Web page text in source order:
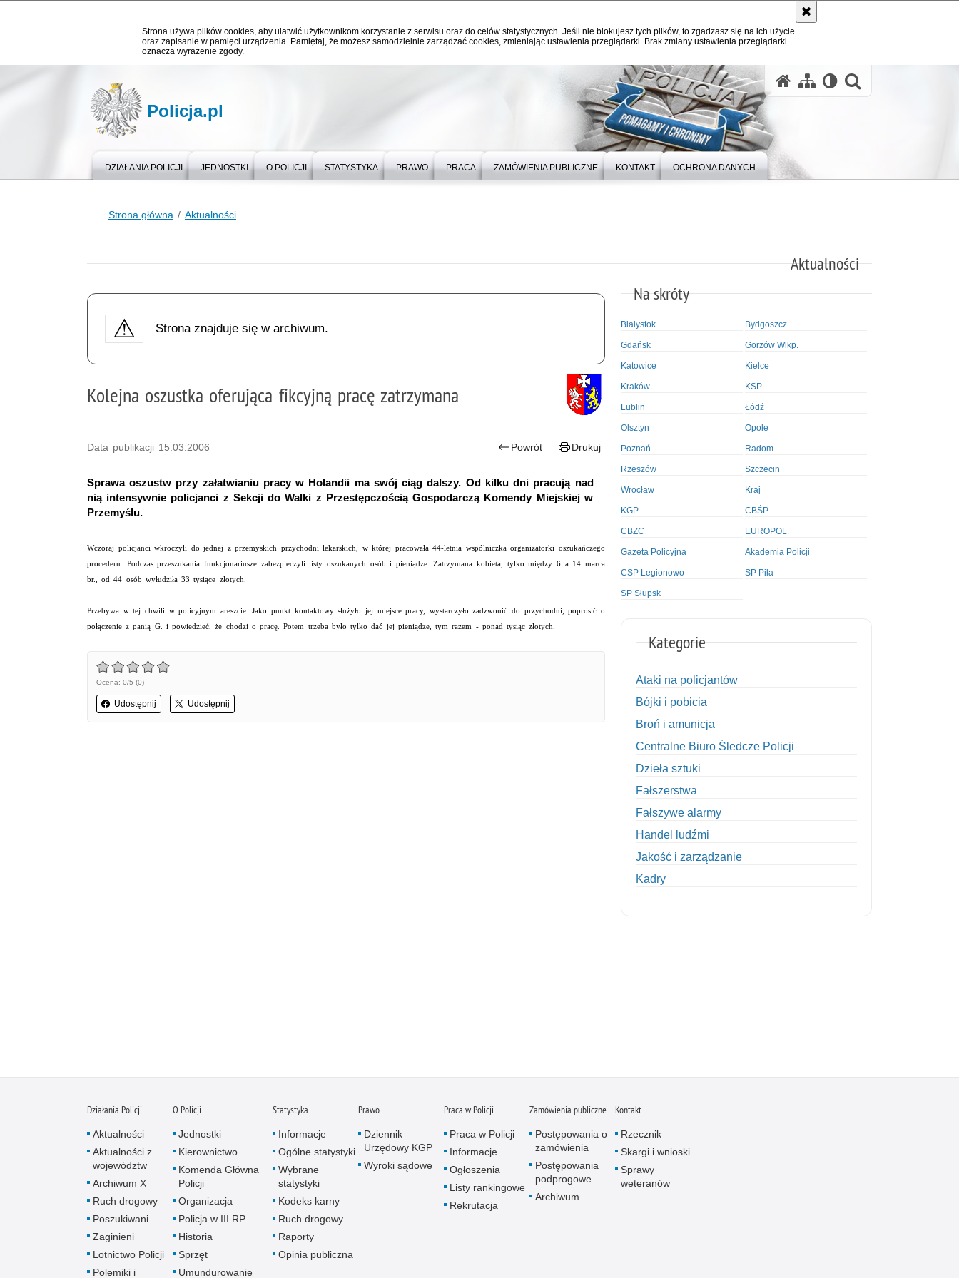
Strona używa plików cookies, aby ułatwić użytkownikom korzystanie z serwisu oraz do celów statystycznych. Jeśli nie blokujesz tych plików, to zgadzasz się na ich użycie
oraz zapisanie w pamięci urządzenia. Pamiętaj, że możesz samodzielnie zarządzać cookies, zmieniając ustawienia przeglądarki. Brak zmiany ustawienia przeglądarki
oznacza wyrażenie zgody.
Policja.pl
DZIAŁANIA POLICJI JEDNOSTKI O POLICJI STATYSTYKA PRAWO PRACA ZAMÓWIENIA PUBLICZNE KONTAKT OCHRONA DANYCH
Strona główna Aktualności
Aktualności
Strona znajduje się w archiwum.
Kolejna oszustka oferująca fikcyjną pracę zatrzymana
Data publikacji 15.03.2006 Powrót Drukuj
Sprawa oszustw przy załatwianiu pracy w Holandii ma swój ciąg dalszy. Od kilku dni pracują nad
nią intensywnie policjanci z Sekcji do Walki z Przestępczością Gospodarczą Komendy Miejskiej w
Przemyślu.
Wczoraj policjanci wkroczyli do jednej z przemyskich przychodni lekarskich, w której pracowała 44-letnia wspólniczka organizatorki oszukańczego
procederu. Podczas przeszukania funkcjonariusze zabezpieczyli listy oszukanych osób i pieniądze. Zatrzymana kobieta, tylko między6 a14 marca
br., od 44 osób wyłudziła 33 tysiące złotych.
Przebywa w tej chwili w policyjnym areszcie. Jako punkt kontaktowy służyło jej miejsce pracy, wystarczyło zadzwonić do przychodni, poprosić o
połączenie z panią G. i powiedzieć, że chodzi o pracę. Potem trzeba było tylko dać jej pieniądze, tym razem - ponad tysiąc złotych.
Ocena: 0/5 (0)
Udostępnij Udostępnij
Na skróty
Białystok Bydgoszcz
Gdańsk Gorzów Wlkp.
Katowice Kielce
Kraków KSP
Lublin Łódź
Olsztyn Opole
Poznań Radom
Rzeszów Szczecin
Wrocław Kraj
KGP CBŚP
CBZC EUROPOL
Gazeta Policyjna Akademia Policji
CSP Legionowo SP Piła
SP Słupsk
Kategorie
Ataki na policjantów
Bójki i pobicia
Broń i amunicja
Centralne Biuro Śledcze Policji
Dzieła sztuki
Fałszerstwa
Fałszywe alarmy
Handel ludźmi
Jakość i zarządzanie
Kadry
Nietrzeźwi kierujący
Nietrzeźwi opiekunowie
Działania Policji
Aktualności
Aktualności z
województw
Archiwum X
Ruch drogowy
Poszukiwani
Zaginieni
Lotnictwo Policji
Polemiki i
O Policji
Jednostki
Kierownictwo
Komenda Główna
Policji
Organizacja
Policja w III RP
Historia
Sprzęt
Umundurowanie
Statystyka
Informacje
Ogólne statystyki
Wybrane
statystyki
Kodeks karny
Ruch drogowy
Raporty
Opinia publiczna
Prawo
Dziennik
Urzędowy KGP
Wyroki sądowe
Praca w Policji
Praca w Policji
Informacje
Ogłoszenia
Listy rankingowe
Rekrutacja
Zamówienia publiczne
Postępowania o
zamówienia
Postępowania
podprogowe
Archiwum
Kontakt
Rzecznik
Skargi i wnioski
Sprawy
weteranów